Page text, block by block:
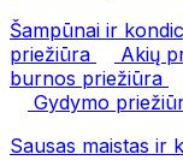
Šampūnai ir
priežiūra
Akių
burnos priežiūra
Gydymo
Sausas maistas ir